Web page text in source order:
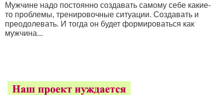
Мужчине надо постоянно создавать самому себе какие-
то проблемы, тренировочные ситуации. Создавать и
преодолевать. И тогда он будет формироваться как
мужчина...